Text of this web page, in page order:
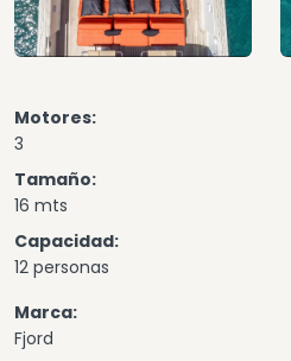
Motores:
3
Tamaño:
16 mts
Capacidad:
12 personas
Marca:
Fjord